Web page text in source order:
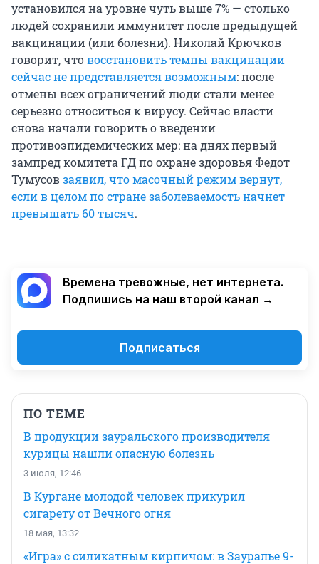
установился на уровне чуть выше 7% — столько
людей сохранили иммунитет после предыдущей
вакцинации (или болезни). Николай Крючков
говорит, чтовосстановить темпы вакцинации
сейчас не представляется возможным: после
отмены всех ограничений люди стали менее
серьезно относиться к вирусу. Сейчас власти
снова начали говорить о введении
противоэпидемических мер: на днях первый
зампред комитета ГД по охране здоровья Федот
Тумусовзаявил, что масочный режим вернут,
если в целом по стране заболеваемость начнет
превышать 60 тысяч.
Времена тревожные, нет интернета.
Подпишись на наш второй канал →
Подписаться
ПО ТЕМЕ
В продукции зауральского производителя
курицы нашли опасную болезнь
3 июля, 12:46
В Кургане молодой человек прикурил
сигарету от Вечного огня
18 мая, 13:32
«Игра» с силикатным кирпичом: в Зауралье 9-